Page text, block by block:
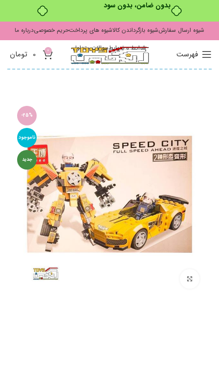
بدون ضامن، بدون سود
شیوه ارسال سفارششیوه بازگرداندن کالاشیوه های پرداختحریم خصوصیدرباره ما
شرایط و ضوابطسوالات متداول
فهرست 0
0 تومان
-25%
ناموجود
جدید